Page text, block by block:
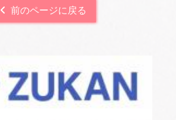
前のページに戻る